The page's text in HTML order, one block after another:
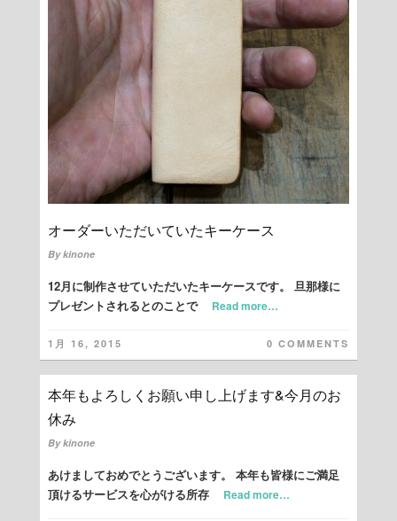
オーダーいただいていたキーケース
Bykinone
12月に制作させていただいたキーケースです。 旦那様に
プレゼントされるとのことで
Read more…
1月 16, 2015 0 COMMENTS
本年もよろしくお願い申し上げます&今月のお
休み
Bykinone
あけましておめでとうございます。 本年も皆様にご満足
頂けるサービスを心がける所存
Read more…